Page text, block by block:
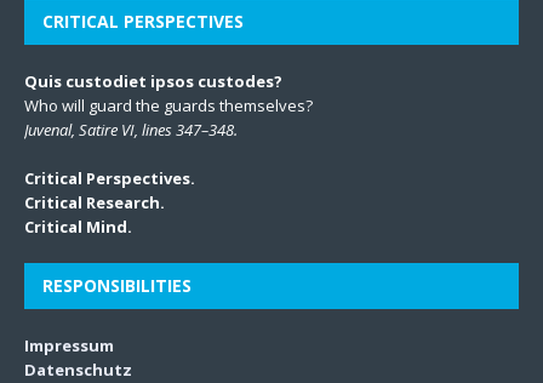
CRITICAL PERSPECTIVES
Quis custodiet ipsos custodes?
Who will guard the guards themselves?
Juvenal, Satire VI, lines 347–348.
Critical Perspectives.
Critical Research.
Critical Mind.
RESPONSIBILITIES
Impressum
Datenschutz